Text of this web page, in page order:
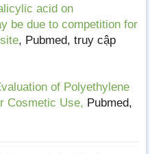
acid on
be due to competition for
, Pubmed, truy cập
of Polyethylene
Cosmetic Use, Pubmed,